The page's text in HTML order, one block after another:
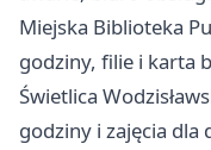
Miejska Biblioteka
godziny, filie i karta
Świetlica
godziny i zajęcia dla